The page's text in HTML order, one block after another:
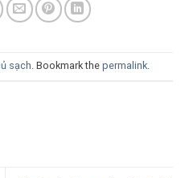
sạch. Bookmark the permalink.